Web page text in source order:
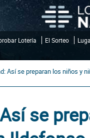
Lotería El Sorteo
Así se preparan los niños y
se